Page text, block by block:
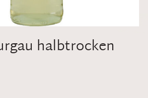
halbtrocken